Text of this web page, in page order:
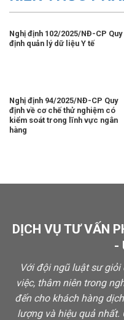
Nghị định 102/2025/NĐ-CP Quy
định quản lý dữ liệu Y tế
Nghị định 94/2025/NĐ-CP Quy
định về cơ chế thử nghiệm có
kiểm soát trong lĩnh vực ngân
hàng
DỊCH VỤ TƯ VẤN
-
Với đội ngũ luật sư
việc, thâm niên trong
đến cho khách hàng
lượng và hiệu quả nhất.